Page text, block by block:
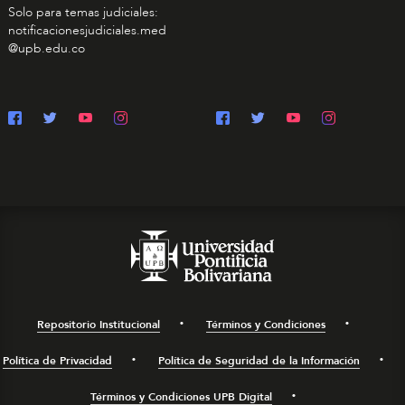
Solo para temas judiciales:
notificacionesjudiciales.med
@upb.edu.co
Repositorio Institucional Términos y Condiciones
Política de Privacidad Política de Seguridad de la Información
Términos y Condiciones UPB Digital